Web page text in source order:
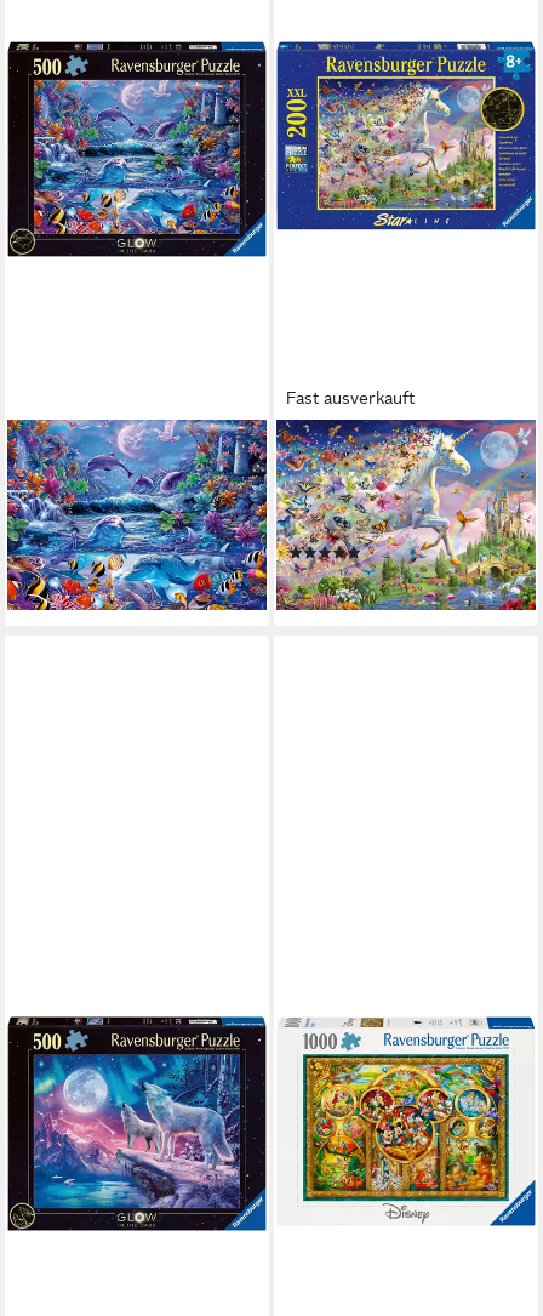
RAVENSBURGER
Puzzle Glow in the Dark, Im
Zauber des Mondlichts, 500
Puzzleteile, Made in Germany
ab 21,73 €
lieferbar - in 3-4 Werktagen bei dir
Fast ausverkauft
RAVENSBURGER
Puzzle Star Line, Leuchtendes
Schmetterlingseinhorn, 200
Puzzleteile, Made in Germany
(1)
ab 19,06 €
lieferbar - in 3-4 Werktagen bei dir